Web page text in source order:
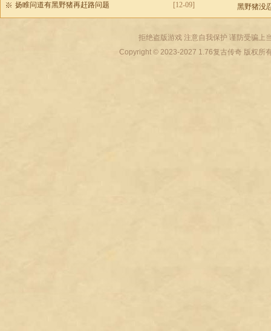
[12-09]
扬睢问道有黑野猪再赶路问题 黑野猪没
拒绝盗版游戏 注意自我保护 谨防受骗上
Copyright © 2023-2027 1.76复古传奇版权所